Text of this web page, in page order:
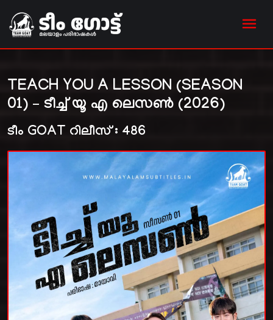
TEACH YOU A LESSON (SEASON
01) – ടീച്ച് യൂ എ ലെസൺ (2026)
ടീം GOAT റിലീസ് : 486